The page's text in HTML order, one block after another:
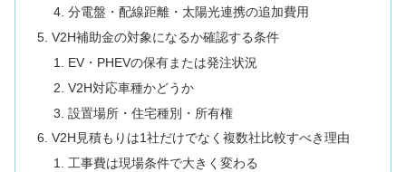
分電盤・配線距離・太陽光連携の追加費用
V2H補助金の対象になるか確認する条件
EV・PHEVの保有または発注状況
V2H対応車種かどうか
設置場所・住宅種別・所有権
V2H見積もりは1社だけでなく複数社比較すべき理由
工事費は現場条件で大きく変わる